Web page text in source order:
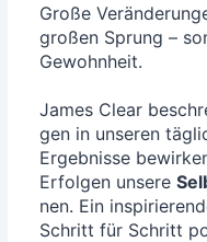
Gro­ße
gro­ßen Sprung –
Gewohn­heit.
James Clear
gen in unse­ren
Ergeb­nis­se
Erfol­gen unse­re
nen. Ein
Schritt für Schritt